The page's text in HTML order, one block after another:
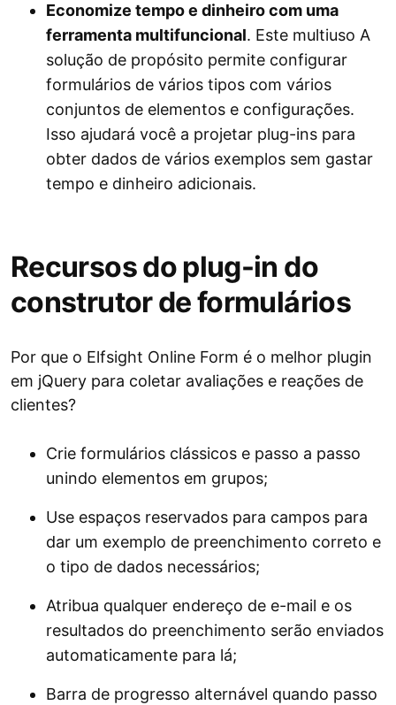
Economize tempo e dinheiro com uma
ferramenta multifuncional. Este multiuso A
solução de propósito permite configurar
formulários de vários tipos com vários
conjuntos de elementos e configurações.
Isso ajudará você a projetar plug-ins para
obter dados de vários exemplos sem gastar
tempo e dinheiro adicionais.
Recursos do plug-in do
construtor de formulários
Por que o Elfsight Online Form é o melhor plugin
em jQuery para coletar avaliações e reações de
clientes?
Crie formulários clássicos e passo a passo
unindo elementos em grupos;
Use espaços reservados para campos para
dar um exemplo de preenchimento correto e
o tipo de dados necessários;
Atribua qualquer endereço de e-mail e os
resultados do preenchimento serão enviados
automaticamente para lá;
Barra de progresso alternável quando passo